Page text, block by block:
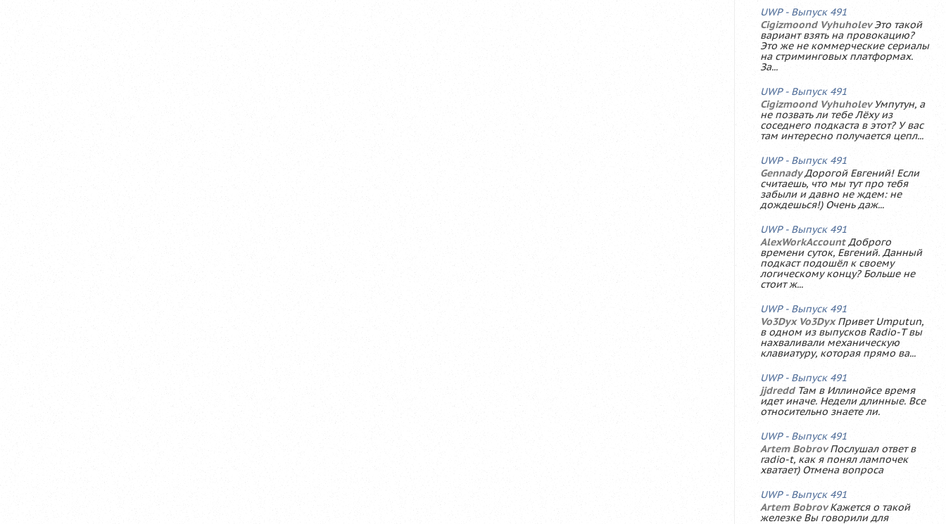
UWP - Выпуск 491
Cigizmoond Vyhuholev Это такой
вариант взять на провокацию?
Это же не коммерческие сериалы
на стриминговых платформах.
За...
UWP - Выпуск 491
Cigizmoond Vyhuholev Умпутун, а
не позвать ли тебе Лёху из
соседнего подкаста в этот? У вас
там интересно получается цепл...
UWP - Выпуск 491
Gennady Дорогой Евгений! Если
считаешь, что мы тут про тебя
забыли и давно не ждем: не
дождешься!) Очень даж...
UWP - Выпуск 491
AlexWorkAccount Доброго
времени суток, Евгений. Данный
подкаст подошёл к своему
логическому концу? Больше не
стоит ж...
UWP - Выпуск 491
Vo3Dyx Vo3Dyx Привет Umputun,
в одном из выпусков Radio-T вы
нахваливали механическую
клавиатуру, которая прямо ва...
UWP - Выпуск 491
jjdredd Там в Иллинойсе время
идет иначе. Недели длинные. Все
относительно знаете ли.
UWP - Выпуск 491
Artem Bobrov Послушал ответ в
radio-t, как я понял лампочек
хватает) Отмена вопроса
UWP - Выпуск 491
Artem Bobrov Кажется о такой
железке Вы говорили для